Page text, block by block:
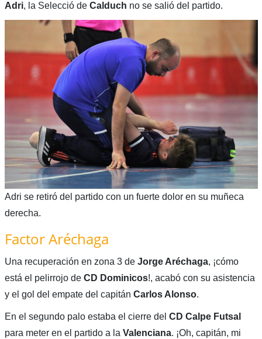
Adri, la Selecció de Calduch no se salió del partido.
Adri se retiró del partido con un fuerte dolor en su muñeca
derecha.
Factor Aréchaga
Una recuperación en zona 3 de Jorge Aréchaga, ¡cómo
está el pelirrojo de CD Dominicos!, acabó con su asistencia
y el gol del empate del capitán Carlos Alonso.
En el segundo palo estaba el cierre del CD Calpe Futsal
para meter en el partido a la Valenciana. ¡Oh, capitán, mi